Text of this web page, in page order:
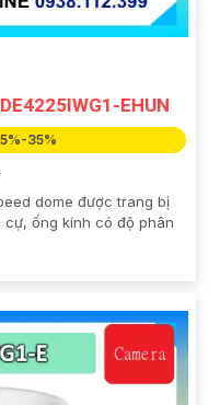
EHUN
35%
dome được trang bị
ống kính có độ phân